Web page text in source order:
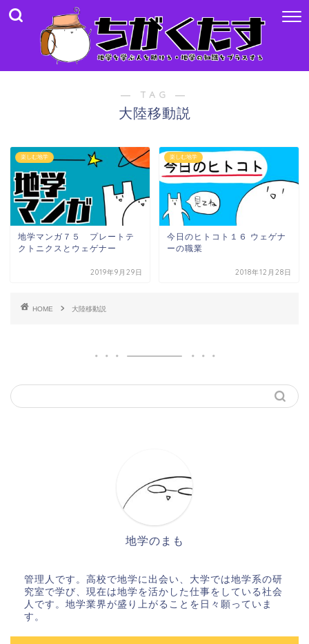
― TAG ―
大陸移動説
楽しむ地学
地学マンガ７５ プレートテ
クトニクスとウェゲナー
2019年9月29日
楽しむ地学
今日のヒトコト１６ ウェゲナ
ーの職業
2018年12月28日
HOME 大陸移動説
地学のまも
管理人です。高校で地学に出会い、大学では地学系の研
究室で学び、現在は地学を活かした仕事をしている社会
人です。地学業界が盛り上がることを日々願っていま
す。